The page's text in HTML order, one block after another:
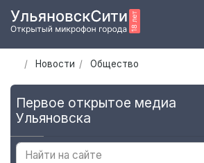
Новости Общество
Первое открытое медиа
Ульяновска